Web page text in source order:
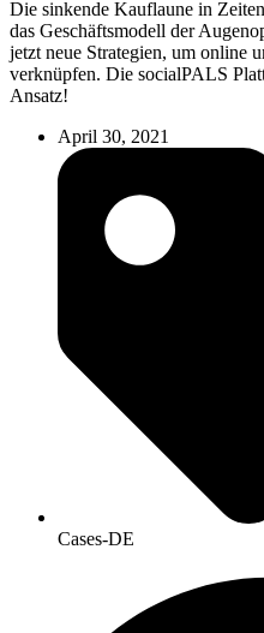
Die sinkende Kauflaune in
das Geschäftsmodell der
jetzt neue Strategien, um online
verknüpfen. Die socialPALS
Ansatz!
April 30, 2021
Cases-DE